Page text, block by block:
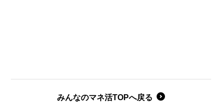
みんなのマネ活TOPへ戻る